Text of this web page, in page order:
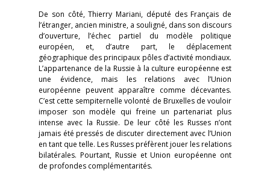
De son côté, Thierry Mariani, député des Français de
l’étranger, ancien ministre, a souligné, dans son discours
d’ouverture, l’échec partiel du modèle politique
européen, et, d’autre part, le déplacement
géographique des principaux pôles d’activité mondiaux.
L’appartenance de la Russie à la culture européenne est
une évidence, mais les relations avec l’Union
européenne peuvent apparaître comme décevantes.
C’est cette sempiternelle volonté de Bruxelles de vouloir
imposer son modèle qui freine un partenariat plus
intense avec la Russie. De leur côté les Russes n’ont
jamais été pressés de discuter directement avec l’Union
en tant que telle. Les Russes préfèrent jouer les relations
bilatérales. Pourtant, Russie et Union européenne ont
de profondes complémentarités.